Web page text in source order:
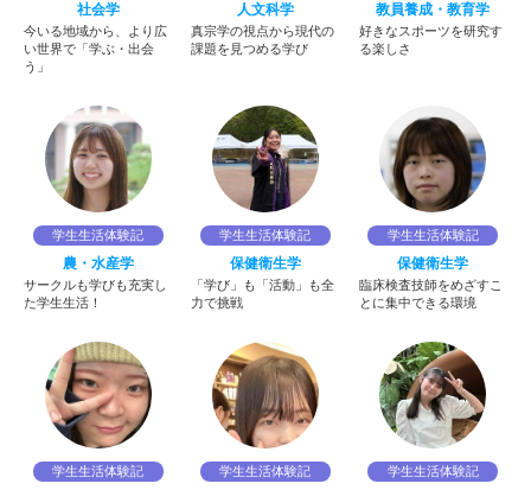
社会学
今いる地域から、より広
い世界で「学ぶ・出会
う」
人文科学
真宗学の視点から現代の
課題を見つめる学び
教員養成・教育学
好きなスポーツを研究す
る楽しさ
学生生活体験記
農・水産学
サークルも学びも充実し
た学生生活！
学生生活体験記
保健衛生学
「学び」も「活動」も全
力で挑戦
学生生活体験記
保健衛生学
臨床検査技師をめざすこ
とに集中できる環境
学生生活体験記 学生生活体験記 学生生活体験記